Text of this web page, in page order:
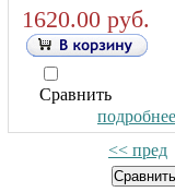
1620.00 руб.
Сравнить
<< пред